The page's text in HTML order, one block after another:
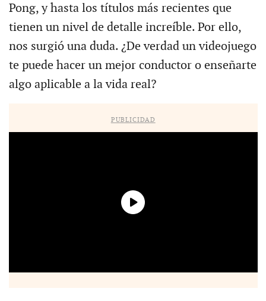
Pong, y hasta los títulos más recientes que
tienen un nivel de detalle increíble. Por ello,
nos surgió una duda. ¿De verdad un videojuego
te puede hacer un mejor conductor o enseñarte
algo aplicable a la vida real?
PUBLICIDAD